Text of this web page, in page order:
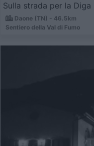
Sulla strada per la
Daone (TN) - 46.5km
Sentiero della Val di Fumo